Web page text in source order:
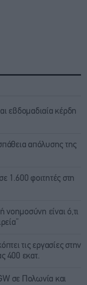
εβδομαδιαία κέρδη
απόλυσης της
1.600 φοιτητές στη
νοημοσύνη είναι ό,τι
τις εργασίες στην
400 εκατ.
σε Πολωνία και